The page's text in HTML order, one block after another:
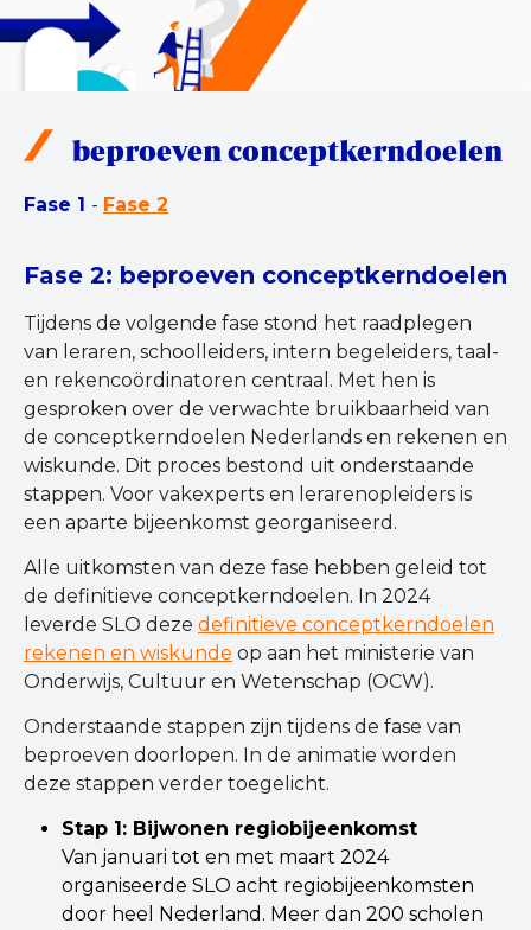
beproeven conceptkerndoelen
Fase 1 - Fase 2
Fase 2: beproeven conceptkerndoelen
Tijdens de volgende fase stond het raadplegen
van leraren, schoolleiders, intern begeleiders, taal-
en rekencoördinatoren centraal. Met hen is
gesproken over de verwachte bruikbaarheid van
de conceptkerndoelen Nederlands en rekenen en
wiskunde. Dit proces bestond uit onderstaande
stappen. Voor vakexperts en lerarenopleiders is
een aparte bijeenkomst georganiseerd.
Alle uitkomsten van deze fase hebben geleid tot
de definitieve conceptkerndoelen. In 2024
leverde SLO deze definitieve conceptkerndoelen
rekenen en wiskunde op aan het ministerie van
Onderwijs, Cultuur en Wetenschap (OCW).
Onderstaande stappen zijn tijdens de fase van
beproeven doorlopen. In de animatie worden
deze stappen verder toegelicht.
Stap 1: Bijwonen regiobijeenkomst
Van januari tot en met maart 2024
organiseerde SLO acht regiobijeenkomsten
door heel Nederland. Meer dan 200 scholen